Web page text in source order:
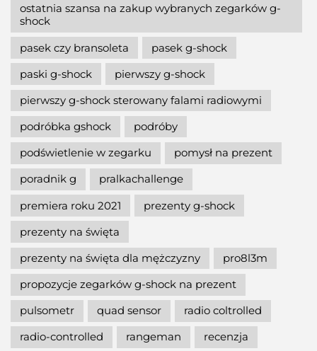
ostatnia szansa na zakup wybranych zegarków g-
shock
pasek czy bransoleta
pasek g-shock
paski g-shock
pierwszy g-shock
pierwszy g-shock sterowany falami radiowymi
podróbka gshock
podróby
podświetlenie w zegarku
pomysł na prezent
poradnik g
pralkachallenge
premiera roku 2021
prezenty g-shock
prezenty na święta
prezenty na święta dla mężczyzny
pro8l3m
propozycje zegarków g-shock na prezent
pulsometr
quad sensor
radio coltrolled
radio-controlled
rangeman
recenzja